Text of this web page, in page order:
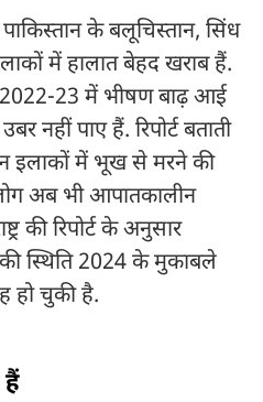
के बलूचिस्तान, सिंध
में हालात बेहद खराब हैं.
2022-23 में भीषण बाढ़ आई
पाए हैं. रिपोर्ट बताती
इलाकों में भूख से मरने की
अब भी आपातकालीन
की रिपोर्ट के अनुसार
की स्थिति 2024 के मुकाबले
हो चुकी है.